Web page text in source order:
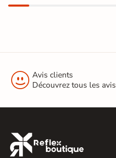
 Avis clients
Découvrez tous les avis
